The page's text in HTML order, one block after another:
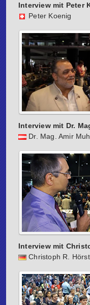
Interview mit Peter
Peter Koenig
Interview mit Dr.
Dr. Mag. Amir
Interview mit
Christoph R.